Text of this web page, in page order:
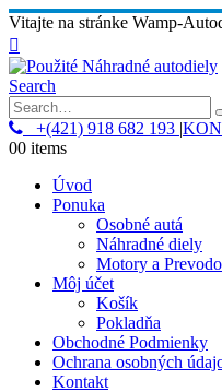
Vitajte na stránke Wamp-
Search
+(421) 918 682 193 |
00 items
Úvod
Ponuka
Osobné autá
Náhradné diely
Motory a
Môj účet
Košík
Pokladňa
Obchodné Podmienky
Ochrana osobných
Kontakt